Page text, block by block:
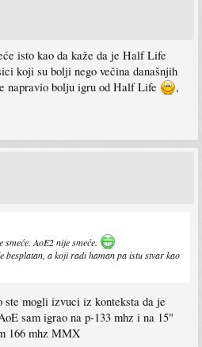
isto kao da kaže da je Half Life
koji su bolji nego večina današnjih
napravio bolju igru od Half Life
,
AoE2 nije smeće.
besplatan, a koji radi haman pa istu stvar kao
ste mogli izvuci iz konteksta da je
sam igrao na p-133 mhz i na 15"
166 mhz MMX